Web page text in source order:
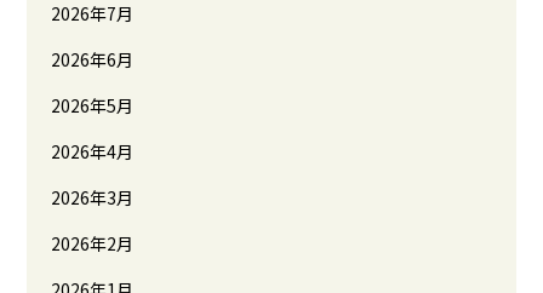
2026年7月
2026年6月
2026年5月
2026年4月
2026年3月
2026年2月